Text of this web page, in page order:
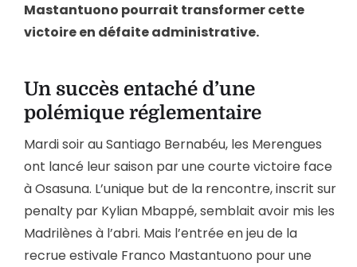
Mastantuono pourrait transformer cette
victoire en défaite administrative.
Un succès entaché d’une
polémique réglementaire
Mardi soir au Santiago Bernabéu, les Merengues
ont lancé leur saison par une courte victoire face
à Osasuna. L’unique but de la rencontre, inscrit sur
penalty par Kylian Mbappé, semblait avoir mis les
Madrilènes à l’abri. Mais l’entrée en jeu de la
recrue estivale Franco Mastantuono pour une